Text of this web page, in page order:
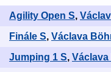
Agility Open S,
Finále S, Václava
Jumping 1 S,